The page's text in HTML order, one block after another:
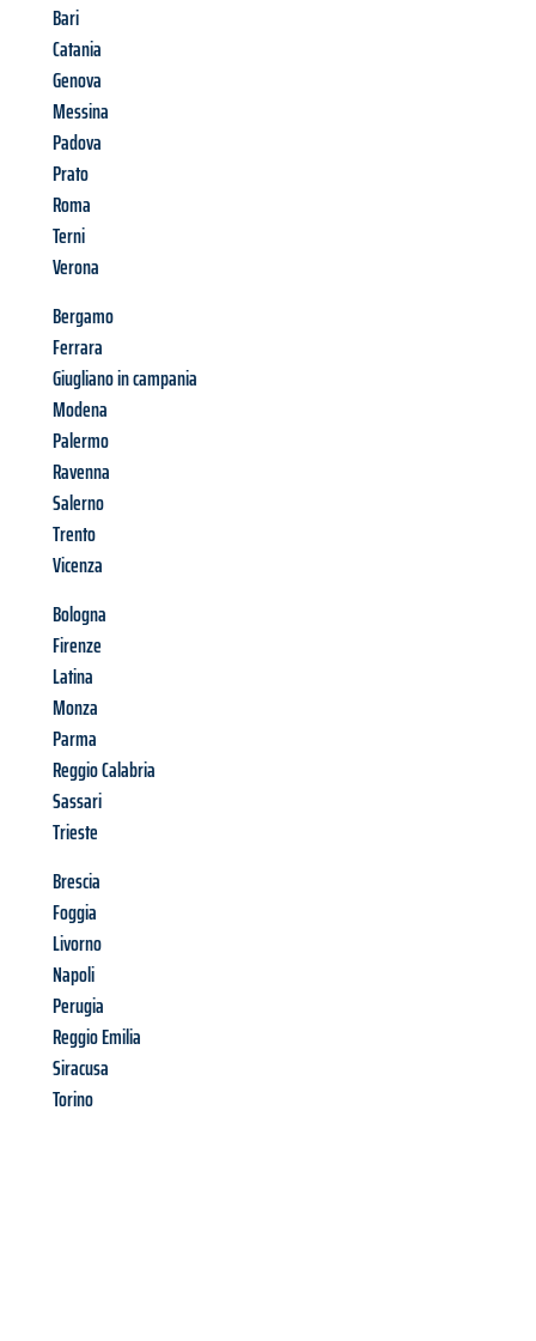
Bari
Catania
Genova
Messina
Padova
Prato
Roma
Terni
Verona
Bergamo
Ferrara
Giugliano in campania
Modena
Palermo
Ravenna
Salerno
Trento
Vicenza
Bologna
Firenze
Latina
Monza
Parma
Reggio Calabria
Sassari
Trieste
Brescia
Foggia
Livorno
Napoli
Perugia
Reggio Emilia
Siracusa
Torino